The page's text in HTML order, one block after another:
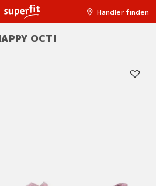
Händler finden
OCTI